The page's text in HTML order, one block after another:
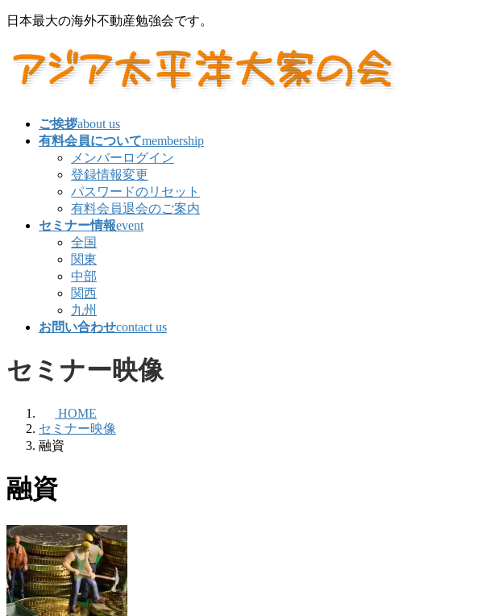
コ
テ
ナ
ゲ
日本最大の海外不動産勉強会です。
ご挨拶about us
有料会員についてmembership
メンバーログイン
登録情報変更
パスワードのリセット
有料会員退会のご案内
セミナー情報event
全国
関東
中部
関西
九州
お問い合わせcontact us
セミナー映像
HOME
セミナー映像
融資
融資